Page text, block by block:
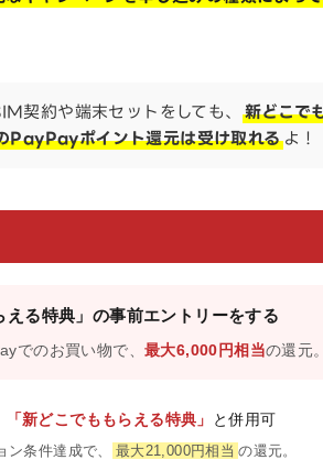
契約や端末セットをしても、
新どこで
ポイント還元は受け取れるよ！
る特典」の事前エントリーをする
でのお買い物で、 最大6,000円相当の還元
「新どこでももらえる特典」 と併用可
条件達成で、 最大21,000円相当 の還元。